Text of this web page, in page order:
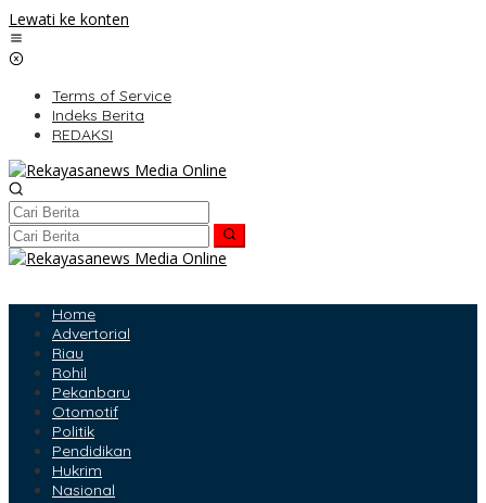
Lewati ke konten
Terms of Service
Indeks Berita
REDAKSI
Home
Advertorial
Riau
Rohil
Pekanbaru
Otomotif
Politik
Pendidikan
Hukrim
Nasional